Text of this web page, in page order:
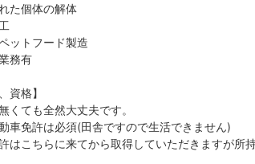
た個体の解体
ットフード製造
務有
資格】
くても全然大丈夫です。
車免許は必須(田舎ですので生活できません)
はこちらに来てから取得していただきますが所